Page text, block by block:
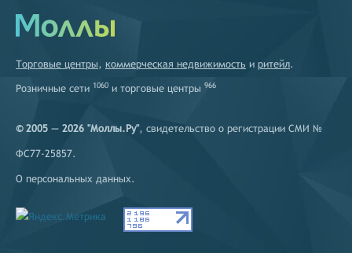
Торговые центры, коммерческая недвижимость и ритейл.
Розничные сети 1060 и торговые центры 966
© 2005 — 2026 "Моллы.Ру", свидетельство о регистрации СМИ №
ФС77-25857.
О персональных данных.